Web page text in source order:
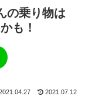
の乗り物は
も！
2021.07.12